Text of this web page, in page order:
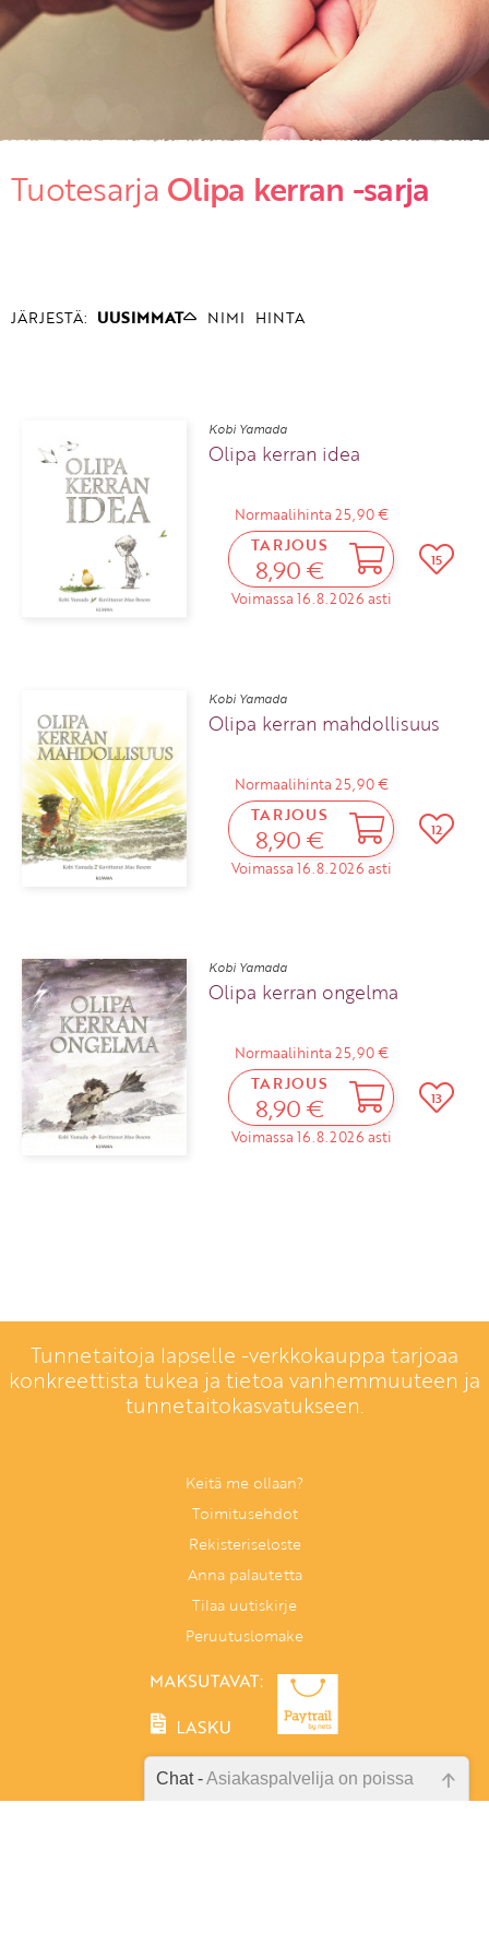
KIRJAUDU SISÄÄN
Etkö ole vielä asiakkaamme?
Luo asiakastili tästä!
Tuotesarja Olipa kerran -sarja
JÄRJESTÄ: UUSIMMAT NIMI HINTA
Kobi Yamada
Olipa kerran idea
Normaalihinta 25,90 €
TARJOUS
8,90 €
Voimassa 16.8.2026 asti
15
Kobi Yamada
Olipa kerran mahdollisuus
Normaalihinta 25,90 €
TARJOUS
8,90 €
Voimassa 16.8.2026 asti
12
Kobi Yamada
Olipa kerran ongelma
Normaalihinta 25,90 €
TARJOUS
8,90 €
Voimassa 16.8.2026 asti
13
Tunnetaitoja lapselle -verkkokauppa tarjoaa
konkreettista tukea ja tietoa vanhemmuuteen ja
tunnetaitokasvatukseen.
Keitä me ollaan?
Toimitusehdot
Rekisteriseloste
Anna palautetta
Tilaa uutiskirje
Peruutuslomake
Chat -Asiakaspalvelija on poissa